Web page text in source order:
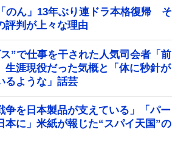
のん」13年ぶり連ドラ本格復帰 そ
評判が上々な理由
”で仕事を干された人気司会者「前
涯現役だった気概と「体に秒針が
るような」話芸
争を日本製品が支えている」「パー
本に」米紙が報じた“スパイ天国”の